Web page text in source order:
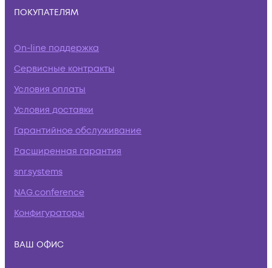
ПОКУПАТЕЛЯМ
On-line поддержка
Сервисные контракты
Условия оплаты
Условия доставки
Гарантийное обслуживание
Расширенная гарантия
snr.systems
NAG.conference
Конфигураторы
ВАШ ОФИС